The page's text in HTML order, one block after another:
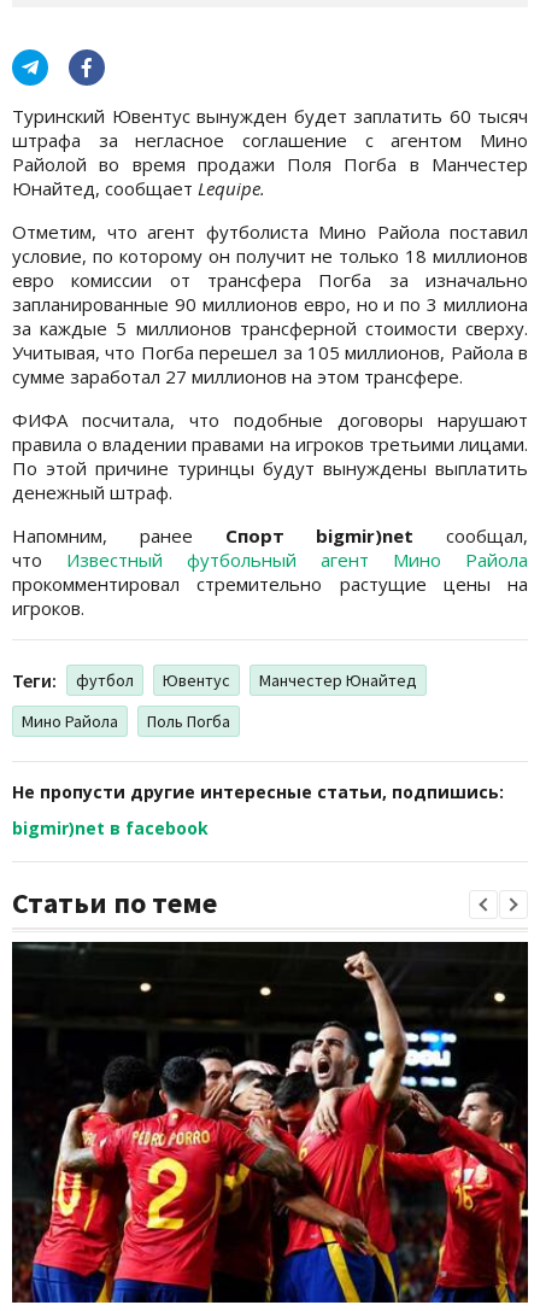
Туринский Ювентус вынужден будет заплатить 60 тысяч
штрафа за негласное соглашение с агентом Мино
Райолой во время продажи Поля Погба в Манчестер
Юнайтед, сообщает Lequipe.
Отметим, что агент футболиста Мино Райола поставил
условие, по которому он получит не только 18 миллионов
евро комиссии от трансфера Погба за изначально
запланированные 90 миллионов евро, но и по 3 миллиона
за каждые 5 миллионов трансферной стоимости сверху.
Учитывая, что Погба перешел за 105 миллионов, Райола в
сумме заработал 27 миллионов на этом трансфере.
ФИФА посчитала, что подобные договоры нарушают
правила о владении правами на игроков третьими лицами.
По этой причине туринцы будут вынуждены выплатить
денежный штраф.
Напомним, ранее Спорт bigmir)net сообщал,
что Известный футбольный агент Мино Райола
прокомментировал стремительно растущие цены на
игроков.
Теги: футбол Ювентус
Манчестер Юнайтед
Мино Райола
Поль Погба
Не пропусти другие интересные статьи, подпишись:
bigmir)net в facebook
Статьи по теме